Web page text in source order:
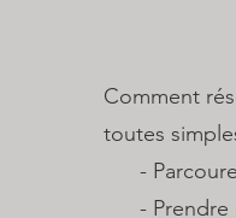
Comment
toutes
-
- Prendre